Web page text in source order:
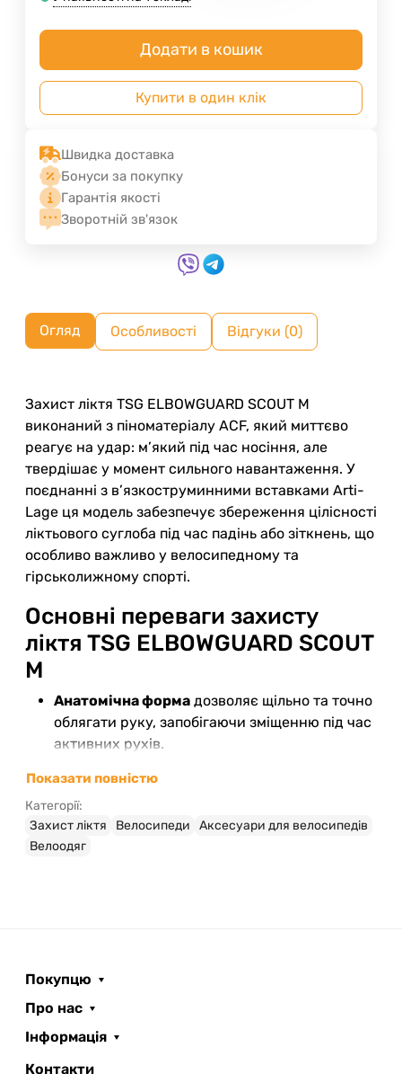
Додати в кошик
Купити в один клік
Швидка доставка
Бонуси за покупку
Гарантія якості
Зворотній зв'язок
Огляд Особливості Відгуки (0)
Захист ліктя TSG ELBOWGUARD SCOUT M
виконаний з піноматеріалу ACF, який миттєво
реагує на удар: м’який під час носіння, але
твердішає у момент сильного навантаження. У
поєднанні з в’язкоструминними вставками Arti-
Lage ця модель забезпечує збереження цілісності
ліктьового суглоба під час падінь або зіткнень, що
особливо важливо у велосипедному та
гірськолижному спорті.
Основні переваги захисту
ліктя TSG ELBOWGUARD SCOUT
M
Анатомічна форма дозволяє щільно та точно
облягати руку, запобігаючи зміщенню під час
активних рухів.
стійкий до стирання і розривів, що гарантує
довговічність навіть при інтенсивному
використанні.
Комфортна внутрішня підкладка
налокітник під індивідуальні розміри руки (M
– обхват біцепса 27-30 см).
запобігає зісковзуванню під час активного
руху.
Показати повністю
Категорії:
Захист ліктя
Велосипеди
Аксесуари для велосипедів
Велоодяг
Покупцю
Про нас
Інформація
Контакти